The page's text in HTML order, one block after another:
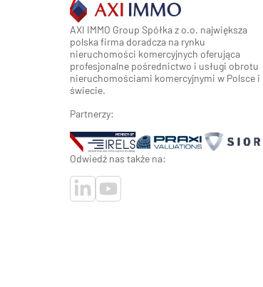
AXI IMMO Group Spółka z o.o. największa
polska firma doradcza na rynku
nieruchomości komercyjnych oferująca
profesjonalne pośrednictwo i usługi obrotu
nieruchomościami komercyjnymi w Polsce i
świecie.
Partnerzy:
Odwiedź nas także na: